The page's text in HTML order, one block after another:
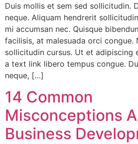
Duis mollis et sem sed sollicitudin.
neque. Aliquam hendrerit
mi accumsan nec. Quisque
facilisis, at malesuada orci congue.
sollicitudin cursus. Ut et adipiscing
a text link libero tempus congue.
neque, […]
14 Common
Misconceptions
Business